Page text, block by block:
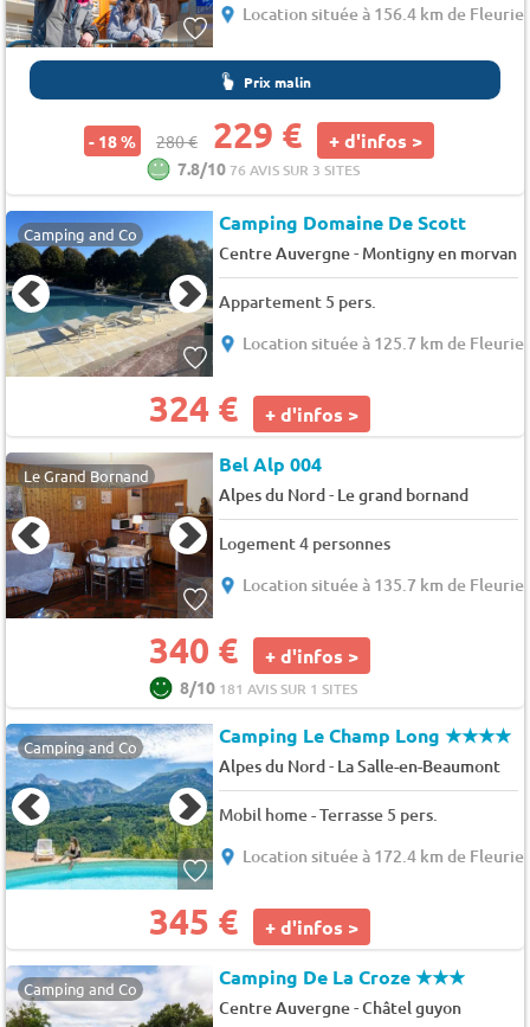
Location située à 156.4 km de Fleurie
Prix malin
- 18 % 280 € 229 € + d'infos >
7.8/1076 AVIS SUR 3 SITES
Camping and Co Camping Domaine De Scott
Centre Auvergne- Montigny en morvan
Appartement 5 pers.
Location située à 125.7 km de Fleurie
324 € + d'infos >
Le Grand Bornand Bel Alp 004
Alpes du Nord- Le grand bornand
Logement 4 personnes
Location située à 135.7 km de Fleurie
340 € + d'infos >
8/10 181 AVIS SUR 1 SITES
Camping and Co Camping Le Champ Long★★★★
Alpes du Nord- La Salle-en-Beaumont
Mobil home - Terrasse 5 pers.
Location située à 172.4 km de Fleurie
345 € + d'infos >
Camping and Co Camping De La Croze★★★
Centre Auvergne-Châtel guyon